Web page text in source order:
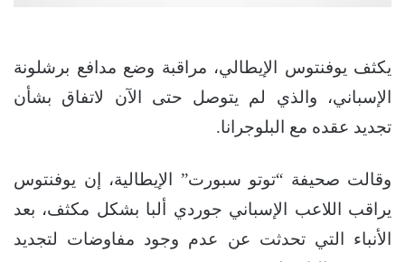
يكثف يوفنتوس الإيطالي، مراقبة وضع مدافع برشلونة
الإسباني، والذي لم يتوصل حتى الآن لاتفاق بشأن
تجديد عقده مع البلوجرانا.
وقالت صحيفة “توتو سبورت” الإيطالية، إن يوفنتوس
يراقب اللاعب الإسباني جوردي ألبا بشكل مكثف، بعد
الأنباء التي تحدثت عن عدم وجود مفاوضات لتجديد